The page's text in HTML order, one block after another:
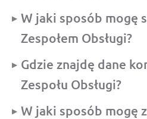
W jaki sposób mogę
Zespołem Obsługi?
Gdzie znajdę dane
Zespołu Obsługi?
W jaki sposób mogę